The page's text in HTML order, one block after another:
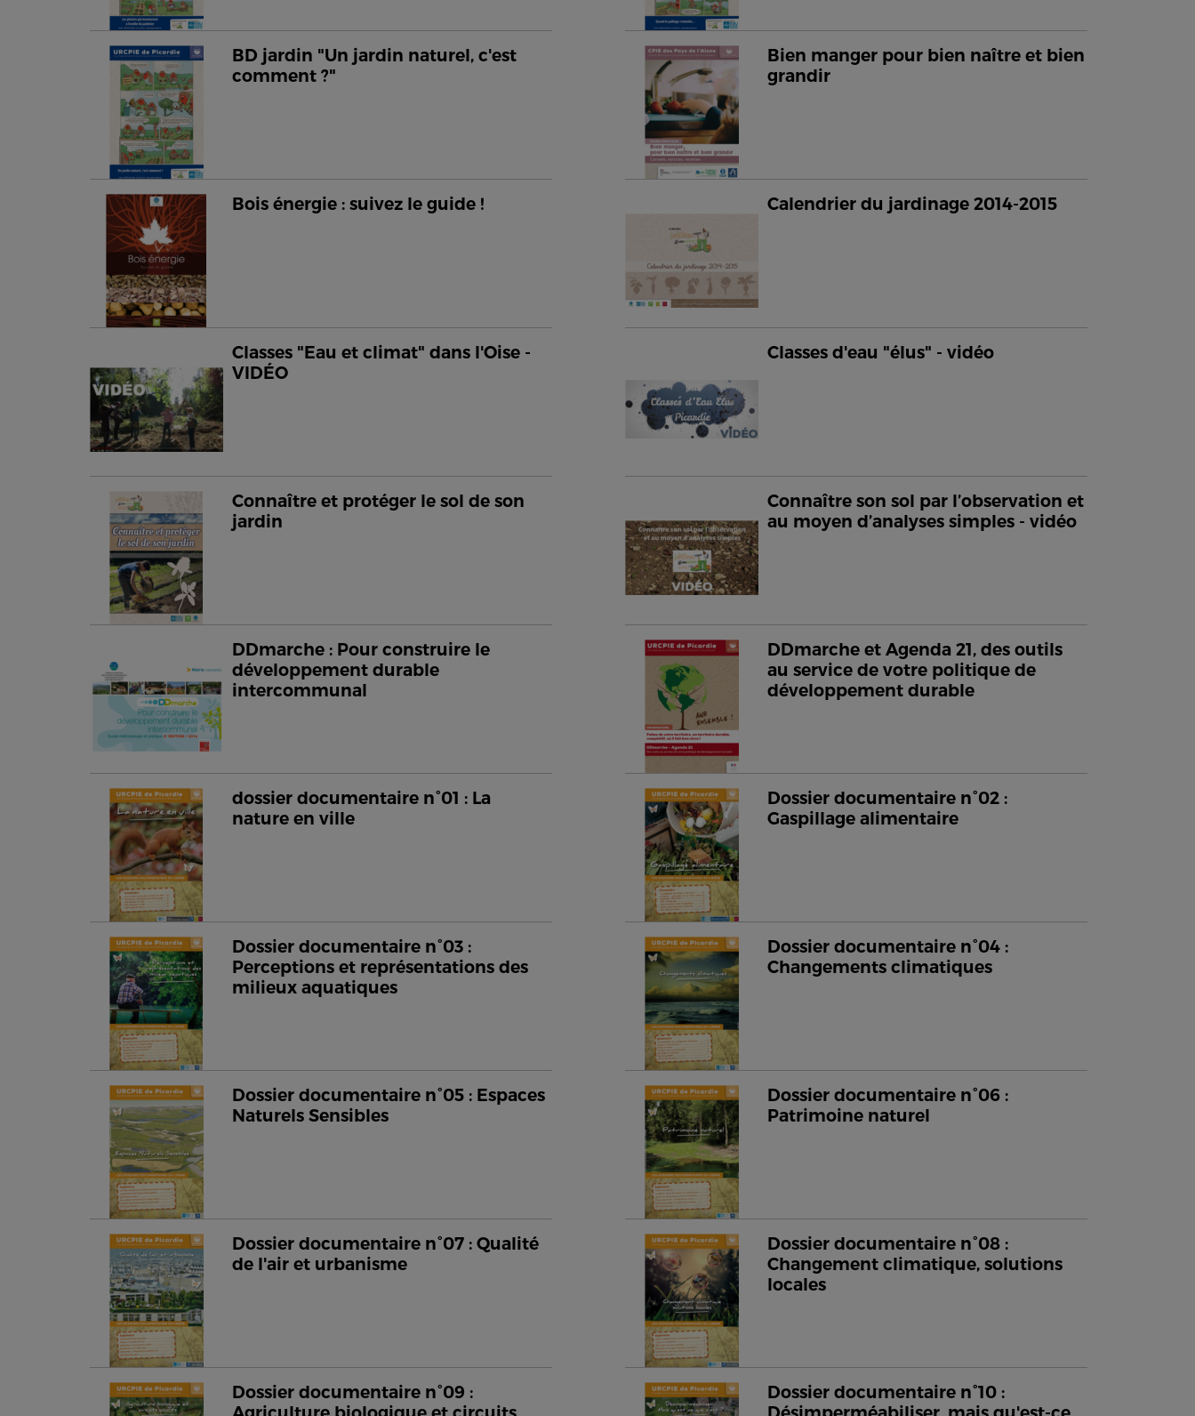
BD jardin "Un jardin naturel, c'est
comment ?"
Bien manger pour bien naître et bien
grandir
Bois énergie : suivez le guide ! Calendrier du jardinage 2014-2015
Classes "Eau et climat" dans l'Oise -
VIDÉO
Classes d'eau "élus" - vidéo
Connaître et protéger le sol de son
jardin
Connaître son sol par l’observation et
au moyen d’analyses simples - vidéo
DDmarche : Pour construire le
développement durable
intercommunal
DDmarche et Agenda 21, des outils
au service de votre politique de
développement durable
dossier documentaire n°01 : La
nature en ville
Dossier documentaire n°02 :
Gaspillage alimentaire
Dossier documentaire n°03 :
Perceptions et représentations des
milieux aquatiques
Dossier documentaire n°04 :
Changements climatiques
Dossier documentaire n°05 : Espaces
Naturels Sensibles
Dossier documentaire n°06 :
Patrimoine naturel
Dossier documentaire n°07 : Qualité
de l'air et urbanisme
Dossier documentaire n°08 :
Changement climatique, solutions
locales
Dossier documentaire n°09 :
Dossier documentaire n°10 :